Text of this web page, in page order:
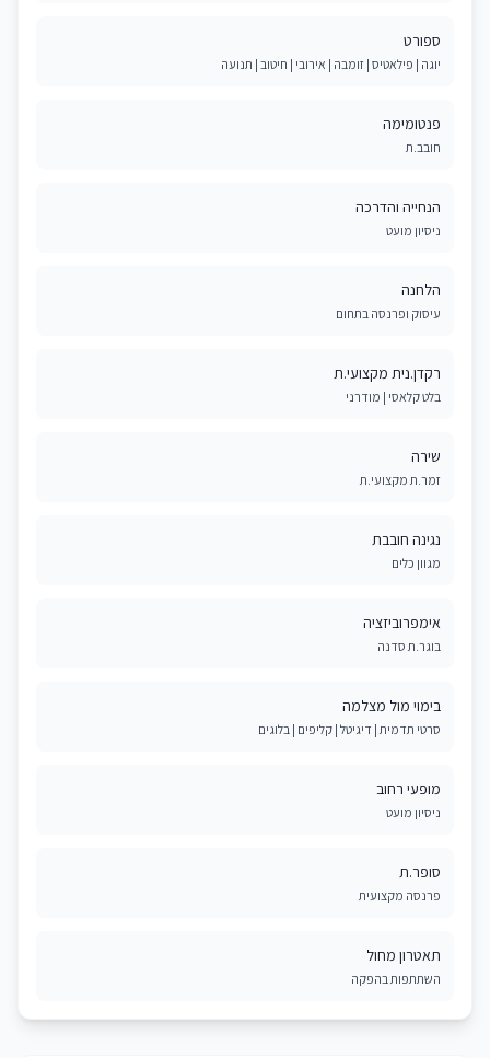
ספורט
יוגה | פילאטיס | זומבה | אירובי | חיטוב | תנועה
פנטומימה
חובב.ת
הנחייה והדרכה
ניסיון מועט
הלחנה
עיסוק ופרנסה בתחום
רקדן.נית מקצועי.ת
בלט קלאסי | מודרני
שירה
זמר.ת מקצועי.ת
נגינה חובבת
מגוון כלים
אימפרוביזציה
בוגר.ת סדנה
בימוי מול מצלמה
סרטי תדמית | דיגיטל | קליפים | בלוגים
מופעי רחוב
ניסיון מועט
סופר.ת
פרנסה מקצועית
תאטרון מחול
השתתפות בהפקה